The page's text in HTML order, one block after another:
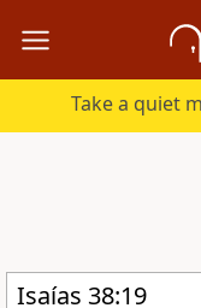
Take a quiet